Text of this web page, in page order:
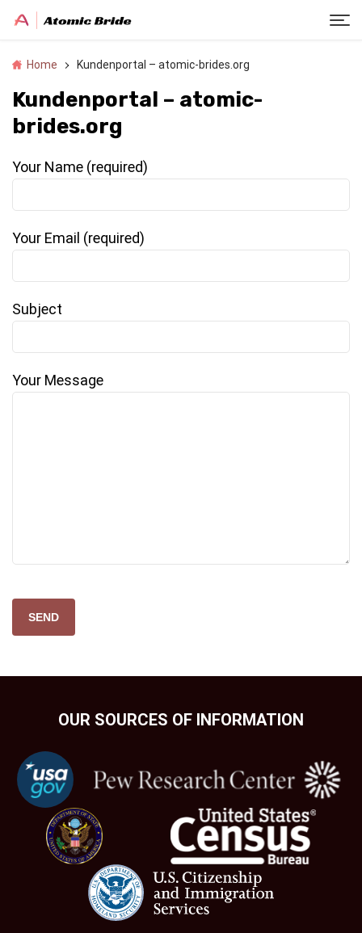
Home Kundenportal – atomic-brides.org
Kundenportal – atomic-
brides.org
Your Name (required)
Your Email (required)
Subject
Your Message
leave
this
OUR SOURCES OF INFORMATION